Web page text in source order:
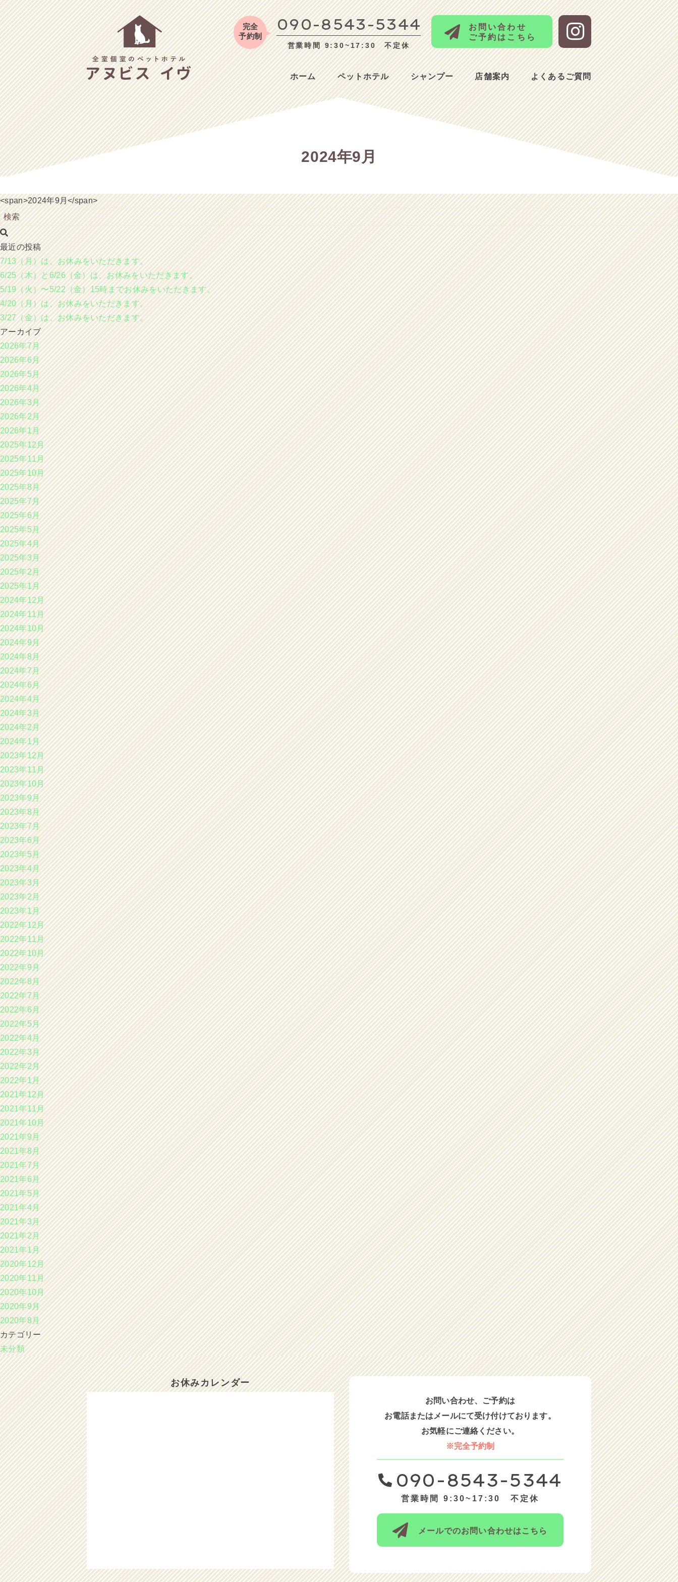
完全
予約制
090-8543-5344
営業時間 9:30~17:30 不定休
お問い合わせ
ご予約はこちら
ホーム ペットホテル シャンプー 店舗案内 よくあるご質問
2024年9月
<span>2024年9月</span>
最近の投稿
7/13（月）は、お休みをいただきます。
6/25（木）と6/26（金）は、お休みをいただきます。
5/19（火）〜5/22（金）15時までお休みをいただきます。
4/20（月）は、お休みをいただきます。
3/27（金）は、お休みをいただきます。
アーカイブ
2026年7月
2026年6月
2026年5月
2026年4月
2026年3月
2026年2月
2026年1月
2025年12月
2025年11月
2025年10月
2025年8月
2025年7月
2025年6月
2025年5月
2025年4月
2025年3月
2025年2月
2025年1月
2024年12月
2024年11月
2024年10月
2024年9月
2024年8月
2024年7月
2024年6月
2024年4月
2024年3月
2024年2月
2024年1月
2023年12月
2023年11月
2023年10月
2023年9月
2023年8月
2023年7月
2023年6月
2023年5月
2023年4月
2023年3月
2023年2月
2023年1月
2022年12月
2022年11月
2022年10月
2022年9月
2022年8月
2022年7月
2022年6月
2022年5月
2022年4月
2022年3月
2022年2月
2022年1月
2021年12月
2021年11月
2021年10月
2021年9月
2021年8月
2021年7月
2021年6月
2021年5月
2021年4月
2021年3月
2021年2月
2021年1月
2020年12月
2020年11月
2020年10月
2020年9月
2020年8月
カテゴリー
未分類
お休みカレンダー
お問い合わせ、ご予約は
お電話または メールにて受け付けております。
お気軽にご連絡ください。
※完全予約制
090-8543-5344
営業時間 9:30~17:30 不定休
メールでのお問い合わせはこちら